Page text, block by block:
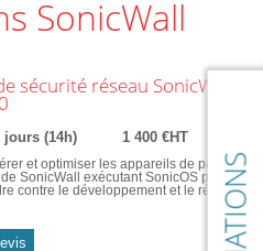
SonicWall
sécurité réseau SonicWall
jours (14h) 1 400 €HT
et optimiser les appareils de pare-feu
SonicWall exécutant SonicOS pour
contre le développement et le réseau